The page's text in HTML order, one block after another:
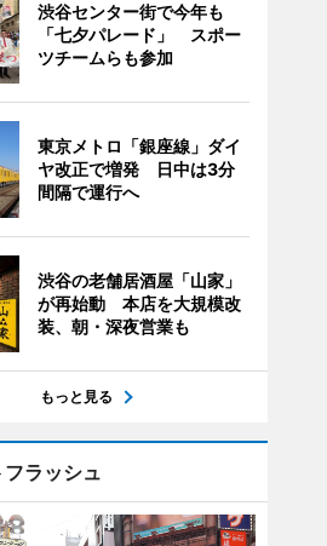
渋谷センター街で今年も
「七夕パレード」 スポー
ツチームらも参加
東京メトロ「銀座線」ダイ
ヤ改正で増発 日中は3分
間隔で運行へ
渋谷の老舗居酒屋「山家」
が再始動 本店を大規模改
装、朝・深夜営業も
もっと見る
フラッシュ